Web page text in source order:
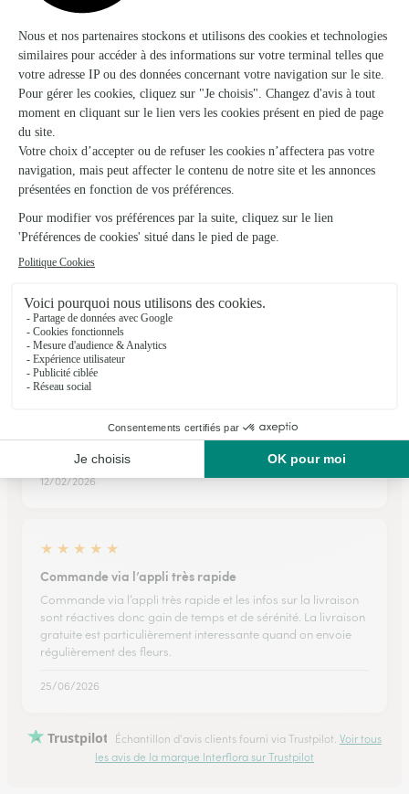
★ ★ ★ ★ ★
Le choix et l'organisation de la…
Le choix et l'organisation de la livraison de fleurs pour des
obsèques a été rapide et facile.
★ ★
Vaste choix de bouquets
Rapidité de commande et surtout de livraison. Je m'y suis pris
même. C'est parfait.
15/05/2026
★ ★ ★ ★
Top pratique
12/02/2026
★ ★ ★ ★ ★
Commande via l’appli très rapide
Commande via l’appli très rapide et les infos sur la livraison
sont réactives donc gain de temps et de sérénité. La livraison
gratuite est particulièrement interessante quand on envoie
régulièrement des fleurs.
25/06/2026
Trustpilot Échantillon d'avis clients fourni via Trustpilot. Voir tous
les avis de la marque Interflora sur Trustpilot